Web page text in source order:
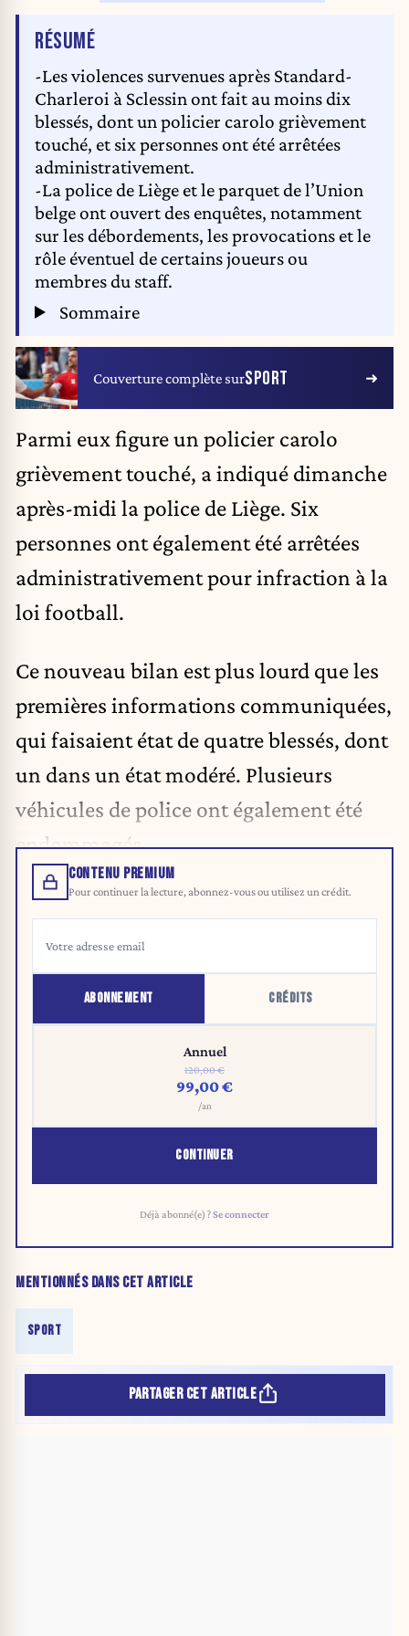
RÉSUMÉDE L'ARTICLE
-Les violences survenues après Standard-
Charleroi à Sclessin ont fait au moins dix
blessés, dont un policier carolo grièvement
touché, et six personnes ont été arrêtées
administrativement.
-La police de Liège et le parquet de l’Union
belge ont ouvert des enquêtes, notamment
sur les débordements, les provocations et le
rôle éventuel de certains joueurs ou
membres du staff.
Sommaire
Couverture complète surSPORT
Parmi eux figure un policier carolo
grièvement touché, a indiqué dimanche
après-midi la police de Liège. Six
personnes ont également été arrêtées
administrativement pour infraction à la
loi football.
Ce nouveau bilan est plus lourd que les
premières informations communiquées,
qui faisaient état de quatre blessés, dont
un dans un état modéré. Plusieurs
véhicules de police ont également été
endommagés.
CONTENU PREMIUM
Pour continuer la lecture, abonnez-vous ou utilisez un crédit.
ABONNEMENT CRÉDITS
Annuel
120,00 €
99,00 €
/an
CONTINUER
Déjà abonné(e) ?Se connecter
MENTIONNÉS DANS CET ARTICLE
SPORT
PARTAGER CET ARTICLE